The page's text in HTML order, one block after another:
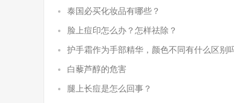
泰国必买化妆品有哪些？
脸上痘印怎么办？怎样祛除？
护手霜作为手部精华，颜色不同有什么区别
白藜芦醇的危害
腿上长痘是怎么回事？